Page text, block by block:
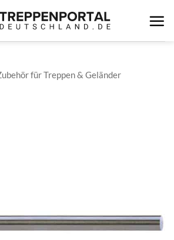
für Treppen & Geländer